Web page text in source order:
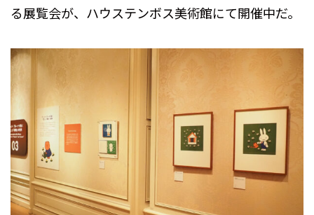
る展覧会が、ハウステンボス美術館にて開催中だ。